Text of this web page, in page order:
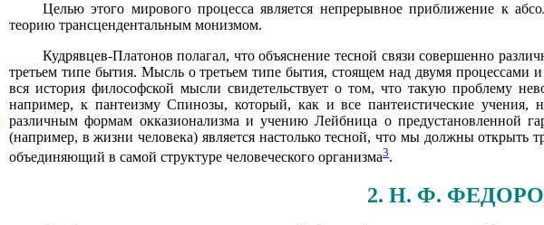
Целью этого мирового процесса является непрерывное приближение к
теорию трансцендентальным монизмом.
Кудрявцев-Платонов полагал, что объяснение тесной связи совершенно
третьем типе бытия. Мысль о третьем типе бытия, стоящем над двумя процессами
вся история философской мысли свидетельствует о том, что такую проблему
например, к пантеизму Спинозы, который, как и все пантеистические учения,
различным формам окказионализма и учению Лейбница о предустановленной
(например, в жизни человека) является настолько тесной, что мы должны
объединяющий в самой структуре человеческого организма3.
2. Н. Ф.